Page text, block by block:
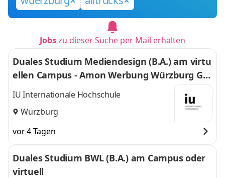
Jobszu dieser Suche per Mail erhalten
Duales Studium Mediendesign (B.A.) am virtu
ellen Campus - Amon Werbung Würzburg Gm
bH & Co. KG
IU Internationale Hochschule
Würzburg
vor 4 Tagen
Duales Studium BWL (B.A.) am Campus oder
virtuell